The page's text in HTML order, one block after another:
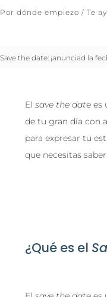
Por dónde empiezo / Te
Save the date: ¡anunciad la
El save the datees
de tu gran día con
para expresar tu
que necesitas
¿Qué es el